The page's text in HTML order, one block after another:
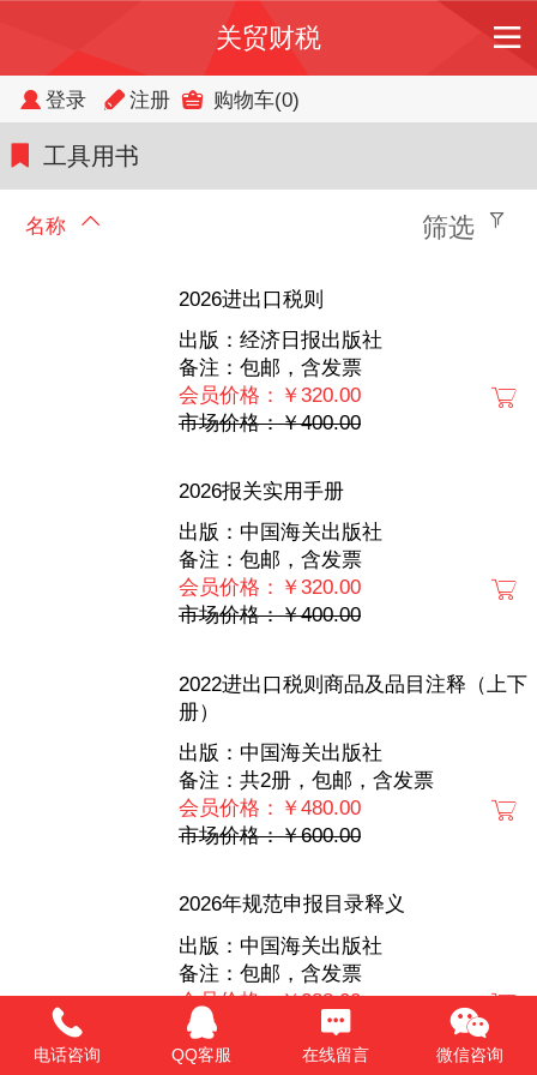
关贸财税
登录 注册 购物车(0)
工具用书
名称 筛选
2026进出口税则
出版：经济日报出版社
备注：包邮，含发票
会员价格：￥320.00
市场价格：￥400.00
2026报关实用手册
出版：中国海关出版社
备注：包邮，含发票
会员价格：￥320.00
市场价格：￥400.00
2022进出口税则商品及品目注释（上下
册）
出版：中国海关出版社
备注：共2册，包邮，含发票
会员价格：￥480.00
市场价格：￥600.00
2026年规范申报目录释义
出版：中国海关出版社
备注：包邮，含发票
会员价格：￥288.00
市场价格：￥360.00
电话咨询 QQ客服 在线留言 微信咨询